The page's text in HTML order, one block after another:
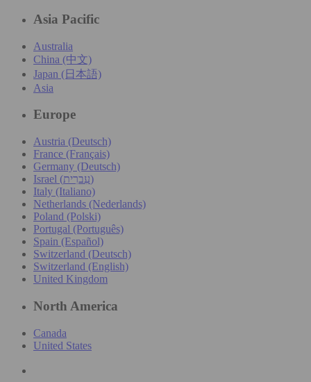
Asia Pacific
Australia
China (中文)
Japan (日本語)
Asia
Europe
Austria (Deutsch)
France (Français)
Germany (Deutsch)
Israel (עִברִית)
Italy (Italiano)
Netherlands (Nederlands)
Poland (Polski)
Portugal (Português)
Spain (Español)
Switzerland (Deutsch)
Switzerland (English)
United Kingdom
North America
Canada
United States